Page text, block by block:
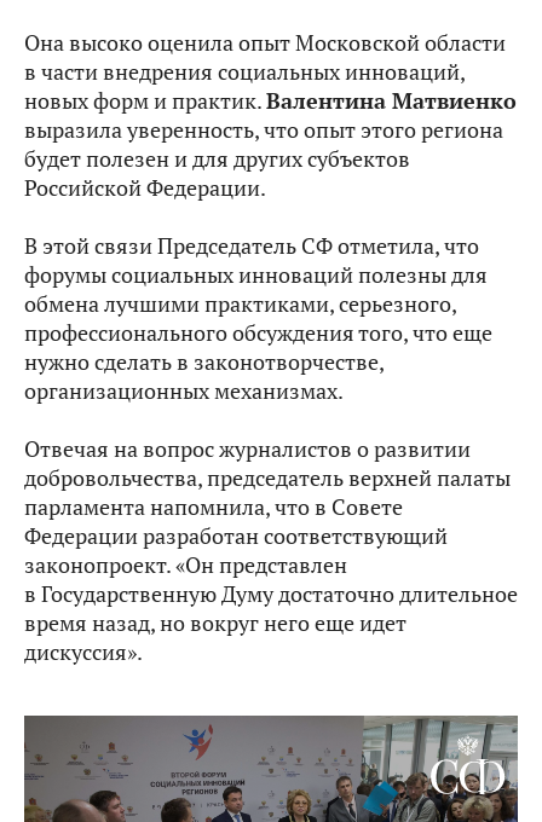
Она высоко оценила опыт Московской области
в части внедрения социальных инноваций,
новых форм и практик.Валентина Матвиенко
выразила уверенность, что опыт этого региона
будет полезен и для других субъектов
Российской Федерации.
В этой связи Председатель СФ отметила, что
форумы социальных инноваций полезны для
обмена лучшими практиками, серьезного,
профессионального обсуждения того, что еще
нужно сделать в законотворчестве,
организационных механизмах.
Отвечая на вопрос журналистов о развитии
добровольчества, председатель верхней палаты
парламента напомнила, что в Совете
Федерации разработан соответствующий
законопроект. «Он представлен
в Государственную Думу достаточно длительное
время назад, но вокруг него еще идет
дискуссия».